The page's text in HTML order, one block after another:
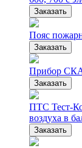
Заказать
Пояс
Заказать
Прибор
Заказать
ПТС Тест-
воздуха в
Заказать